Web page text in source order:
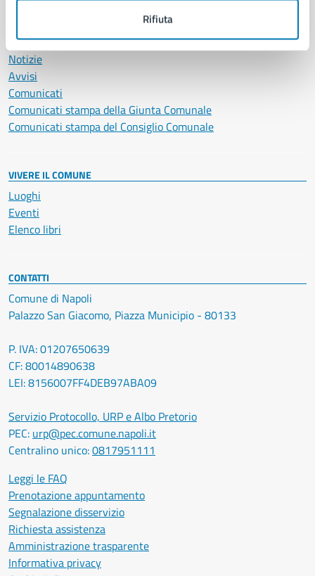
Rifiuta
NOVITÀ
Notizie
Avvisi
Comunicati
Comunicati stampa della Giunta Comunale
Comunicati stampa del Consiglio Comunale
VIVERE IL COMUNE
Luoghi
Eventi
Elenco libri
CONTATTI
Comune di Napoli
Palazzo San Giacomo, Piazza Municipio - 80133
P. IVA: 01207650639
CF: 80014890638
LEI: 8156007FF4DEB97ABA09
Servizio Protocollo, URP e Albo Pretorio
PEC: urp@pec.comune.napoli.it
Centralino unico:0817951111
Leggi le FAQ
Prenotazione appuntamento
Segnalazione disservizio
Richiesta assistenza
Amministrazione trasparente
Informativa privacy